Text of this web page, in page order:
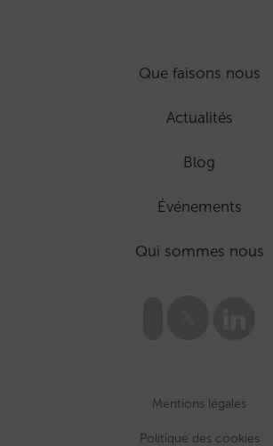
Que faisons nous
Actualités
Blog
Événements
Qui sommes nous
Mentions légales
Politique des cookies